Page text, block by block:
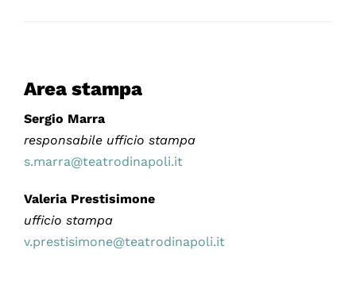
Area stampa
Sergio Marra
responsabile ufficio stampa
s.marra@teatrodinapoli.it
Valeria Prestisimone
ufficio stampa
v.prestisimone@teatrodinapoli.it